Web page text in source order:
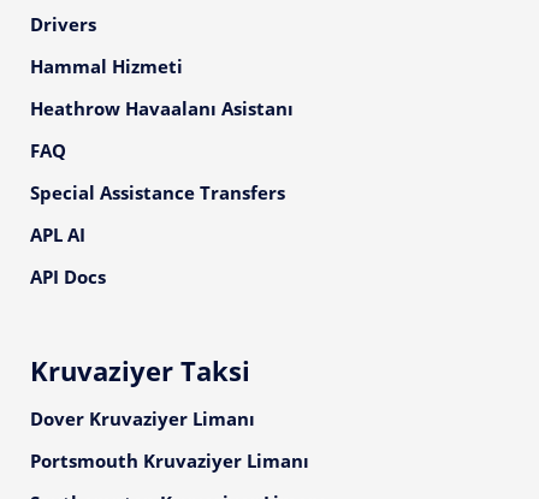
Drivers
Hammal Hizmeti
Heathrow Havaalanı Asistanı
FAQ
Special Assistance Transfers
APL AI
API Docs
Kruvaziyer Taksi
Dover Kruvaziyer Limanı
Portsmouth Kruvaziyer Limanı